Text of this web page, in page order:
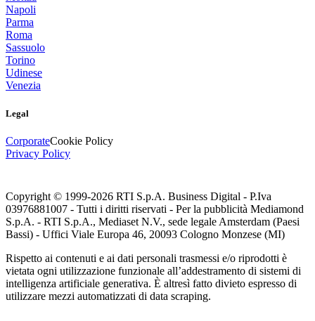
Napoli
Parma
Roma
Sassuolo
Torino
Udinese
Venezia
Legal
CorporateCookie Policy
Privacy Policy
Copyright © 1999-2026 RTI S.p.A. Business Digital - P.Iva
03976881007 - Tutti i diritti riservati - Per la pubblicità Mediamond
S.p.A. - RTI S.p.A., Mediaset N.V., sede legale Amsterdam (Paesi
Bassi) - Uffici Viale Europa 46, 20093 Cologno Monzese (MI)
Rispetto ai contenuti e ai dati personali trasmessi e/o riprodotti è
vietata ogni utilizzazione funzionale all’addestramento di sistemi di
intelligenza artificiale generativa. È altresì fatto divieto espresso di
utilizzare mezzi automatizzati di data scraping.